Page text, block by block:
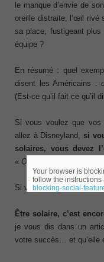
le manque d’envie de
oreille distraite, l’œil rivé
sa place, fustigeant
équipe ?
En résumé : quel
disent les Américains :
(Est-ce qu’il fait ce qu’il
Si vous voulez que vos
allez à Disneyland, si
solaires, vous devez
« Quand le poisson sent
Si vous êtes à 100,
Être solaire, c’est
je vous dis dans un
votre succès… et qu’elle
Your browser is
follow the instructions
blocking-social-